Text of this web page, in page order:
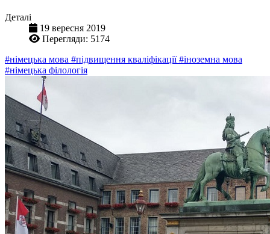
Деталі
19 вересня 2019
Перегляди: 5174
#німецька мова #підвищення кваліфікації#іноземна мова
#німецька філологія